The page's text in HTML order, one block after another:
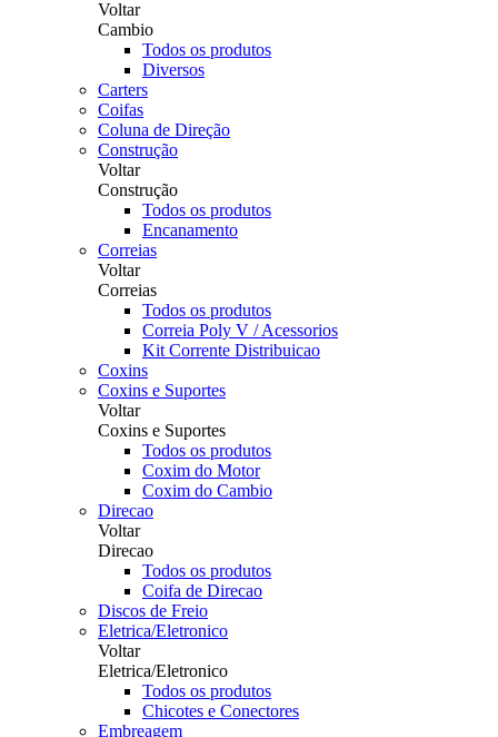
Voltar
Cambio
Todos os produtos
Diversos
Carters
Coifas
Coluna de Direção
Construção
Voltar
Construção
Todos os produtos
Encanamento
Correias
Voltar
Correias
Todos os produtos
Correia Poly V / Acessorios
Kit Corrente Distribuicao
Coxins
Coxins e Suportes
Voltar
Coxins e Suportes
Todos os produtos
Coxim do Motor
Coxim do Cambio
Direcao
Voltar
Direcao
Todos os produtos
Coifa de Direcao
Discos de Freio
Eletrica/Eletronico
Voltar
Eletrica/Eletronico
Todos os produtos
Chicotes e Conectores
Embreagem